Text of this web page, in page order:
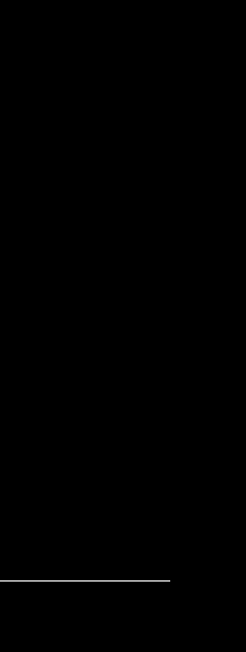
con más
de trabajo y